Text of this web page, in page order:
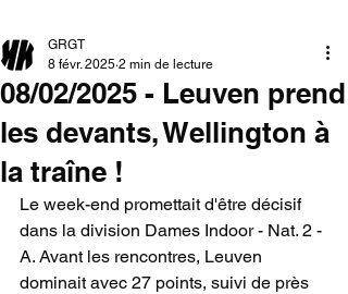
08/02/2025 - Leuven prend
les devants, Wellington à
la traîne !
GRGT
8 févr. 2025 2 min de lecture
Le week-end promettait d'être décisif
dans la division Dames Indoor - Nat. 2 -
A. Avant les rencontres, Leuven
dominait avec 27 points, suivi de près